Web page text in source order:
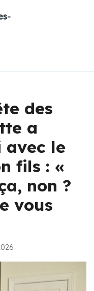
des
a
avec le
fils : «
non ?
vous